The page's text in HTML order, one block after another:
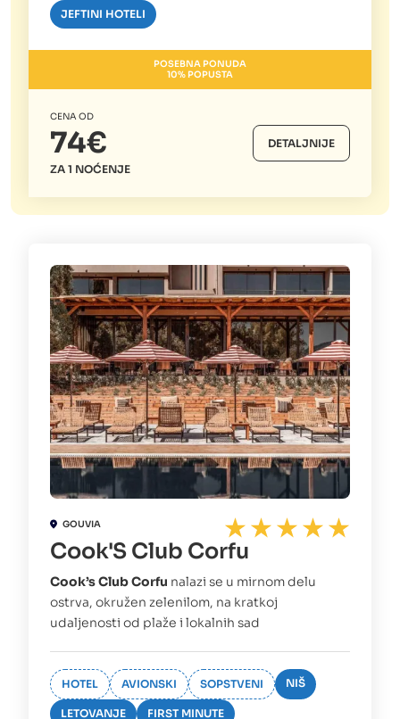
JEFTINI HOTELI
POSEBNA PONUDA
10% POPUSTA
CENA OD
74€
ZA 1 NOĆENJE
DETALJNIJE
GOUVIA
Cook'S Club Corfu
Cook’s Club Corfu nalazi se u mirnom delu
ostrva, okružen zelenilom, na kratkoj
udaljenosti od plaže i lokalnih sad
HOTEL AVIONSKI SOPSTVENI NIŠ
LETOVANJE FIRST MINUTE